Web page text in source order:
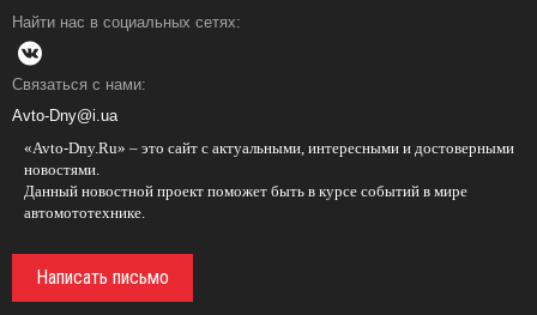
Найти нас в социальных сетях:
Связаться с нами:
Avto-Dny@i.ua
«Avto-Dny.Ru» – это сайт с актуальными, интересными и достоверными
новостями.
Данный новостной проект поможет быть в курсе событий в мире
автомототехнике.
Написать письмо